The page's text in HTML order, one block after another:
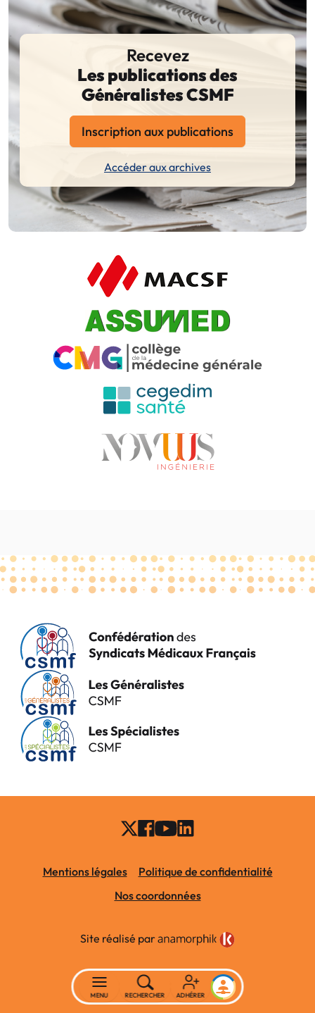
Recevez
Les publications des
Généralistes CSMF
Inscription aux publications
Accéder aux archives
Mentions légales
Politique de confidentialité
Nos coordonnées
Site réalisé par
MENU RECHERCHER ADHÉRER